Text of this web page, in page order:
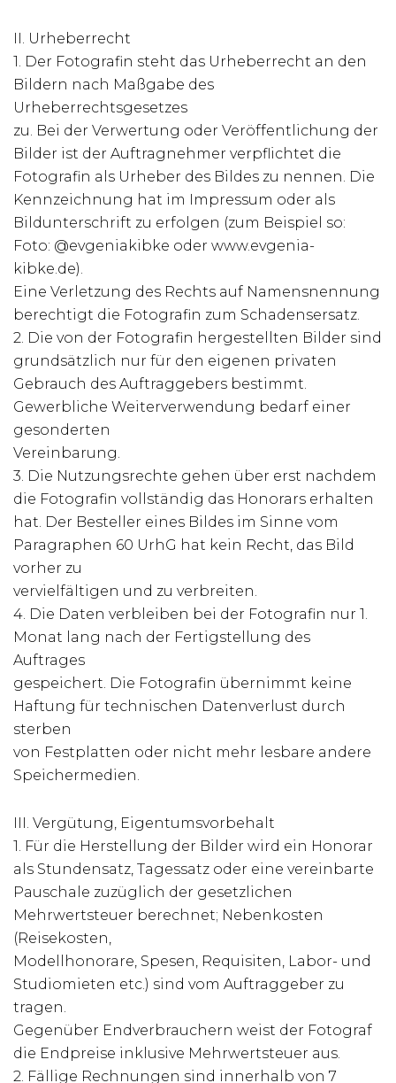
II. Urheberrecht
1. Der Fotografin steht das Urheberrecht an den
Bildern nach Maßgabe des
Urheberrechtsgesetzes
zu. Bei der Verwertung oder Veröffentlichung der
Bilder ist der Auftragnehmer verpflichtet die
Fotografin als Urheber des Bildes zu nennen. Die
Kennzeichnung hat im Impressum oder als
Bildunterschrift zu erfolgen (zum Beispiel so:
Foto: @evgeniakibke oder www.evgenia-
kibke.de).
Eine Verletzung des Rechts auf Namensnennung
berechtigt die Fotografin zum Schadensersatz.
2. Die von der Fotografin hergestellten Bilder sind
grundsätzlich nur für den eigenen privaten
Gebrauch des Auftraggebers bestimmt.
Gewerbliche Weiterverwendung bedarf einer
gesonderten
Vereinbarung.
3. Die Nutzungsrechte gehen über erst nachdem
die Fotografin vollständig das Honorars erhalten
hat. Der Besteller eines Bildes im Sinne vom
Paragraphen 60 UrhG hat kein Recht, das Bild
vorher zu
vervielfältigen und zu verbreiten.
4. Die Daten verbleiben bei der Fotografin nur 1.
Monat lang nach der Fertigstellung des
Auftrages
gespeichert. Die Fotografin übernimmt keine
Haftung für technischen Datenverlust durch
sterben
von Festplatten oder nicht mehr lesbare andere
Speichermedien.
III. Vergütung, Eigentumsvorbehalt
1. Für die Herstellung der Bilder wird ein Honorar
als Stundensatz, Tagessatz oder eine vereinbarte
Pauschale zuzüglich der gesetzlichen
Mehrwertsteuer berechnet; Nebenkosten
(Reisekosten,
Modellhonorare, Spesen, Requisiten, Labor- und
Studiomieten etc.) sind vom Auftraggeber zu
tragen.
Gegenüber Endverbrauchern weist der Fotograf
die Endpreise inklusive Mehrwertsteuer aus.
2. Fällige Rechnungen sind innerhalb von 7